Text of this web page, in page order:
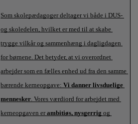
Som skolepædagoger deltager vi både i DUS-
og skoledelen, hvilket er med til at skabe
trygge vilkår og sammenhæng i dagligdagen
for børnene. Det betyder, at vi overordnet
arbejder som en fælles enhed ud fra den samme
bærende kerneopgave: Vi danner livsduelige
mennesker . Vores værdiord for arbejdet med
kerneopgaven er ambitiøs, nysgerrig og